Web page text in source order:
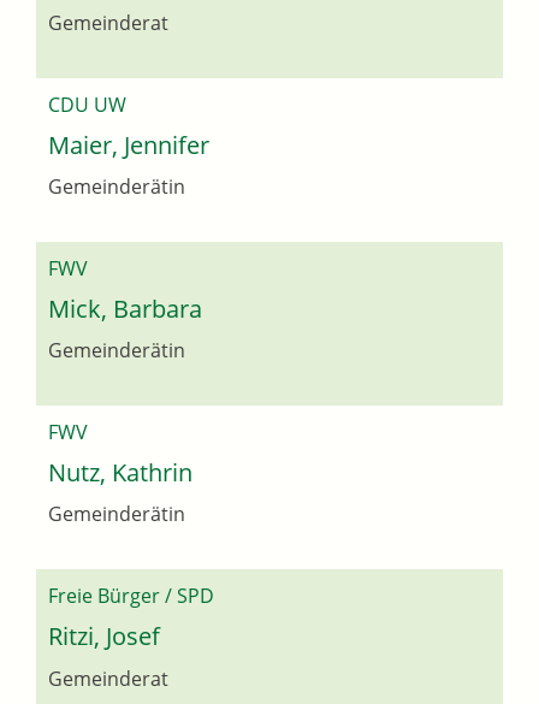
Gemeinderat
CDU UW
Maier, Jennifer
Gemeinderätin
FWV
Mick, Barbara
Gemeinderätin
FWV
Nutz, Kathrin
Gemeinderätin
Freie Bürger / SPD
Ritzi, Josef
Gemeinderat